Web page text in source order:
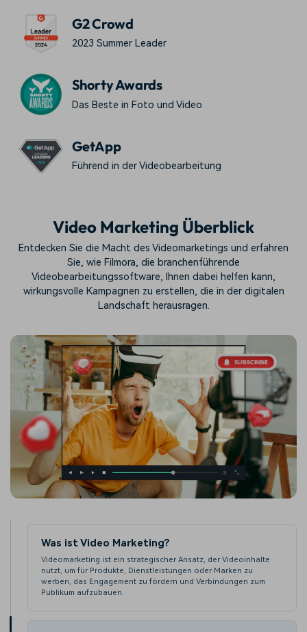
G2 Crowd
2023 Summer Leader
Shorty Awards
Das Beste in Foto und Video
GetApp
Führend in der Videobearbeitung
Video Marketing Überblick
Entdecken Sie die Macht des Videomarketings und erfahren
Sie, wie Filmora, die branchenführende
Videobearbeitungssoftware, Ihnen dabei helfen kann,
wirkungsvolle Kampagnen zu erstellen, die in der digitalen
Landschaft herausragen.
Was ist Video Marketing?
Videomarketing ist ein strategischer Ansatz, der Videoinhalte
nutzt, um für Produkte, Dienstleistungen oder Marken zu
werben, das Engagement zu fördern und Verbindungen zum
Publikum aufzubauen.